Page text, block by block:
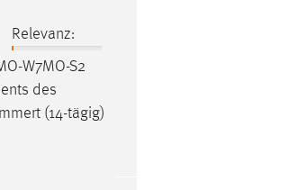
Relevanz:
W7MO-S2
des
(14-tägig)